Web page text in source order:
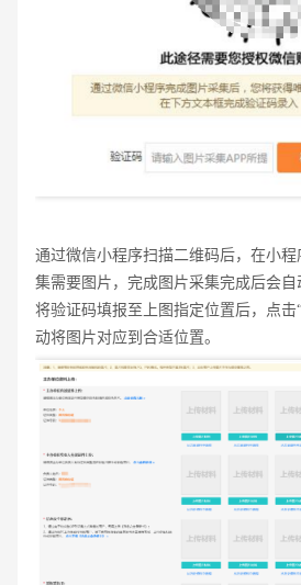
通过微信小程序扫描二维码后，在小
集需要图片，完成图片采集完成后会自
将验证码填报至上图指定位置后，点击
动将图片对应到合适位置。